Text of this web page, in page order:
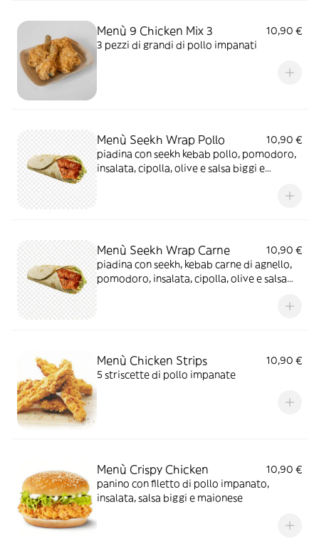
Menù 9 Chicken Mix 3
10,90 €
3 pezzi di grandi di pollo impanati
Menù Seekh Wrap Pollo
10,90 €
piadina con seekh kebab pollo, pomodoro,
insalata, cipolla, olive e salsa biggi e
Menù Seekh Wrap Carne
10,90 €
piadina con seekh, kebab carne di agnello,
pomodoro, insalata, cipolla, olive e salsa
Menù Chicken Strips
10,90 €
5 striscette di pollo impanate
Menù Crispy Chicken
10,90 €
panino con filetto di pollo impanato,
insalata, salsa biggi e maionese